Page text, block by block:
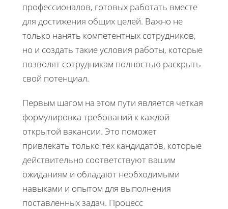
профессионалов, готовых работать вместе
для достижения общих целей. Важно не
только нанять компетентных сотрудников,
но и создать такие условия работы, которые
позволят сотрудникам полностью раскрыть
свой потенциал.
Первым шагом на этом пути является четкая
формулировка требований к каждой
открытой вакансии. Это поможет
привлекать только тех кандидатов, которые
действительно соответствуют вашим
ожиданиям и обладают необходимыми
навыками и опытом для выполнения
поставленных задач. Процесс